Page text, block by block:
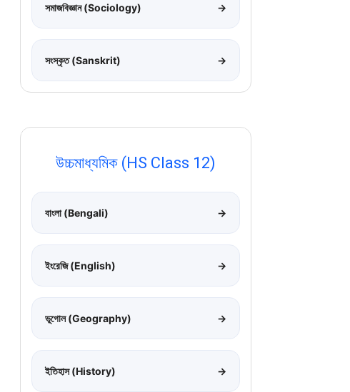
সমাজবিজ্ঞান (Sociology) →
সংস্কৃত (Sanskrit) →
উচ্চমাধ্যমিক (HS Class 12)
বাংলা (Bengali) →
ইংরেজি (English) →
ভূগোল (Geography) →
ইতিহাস (History) →